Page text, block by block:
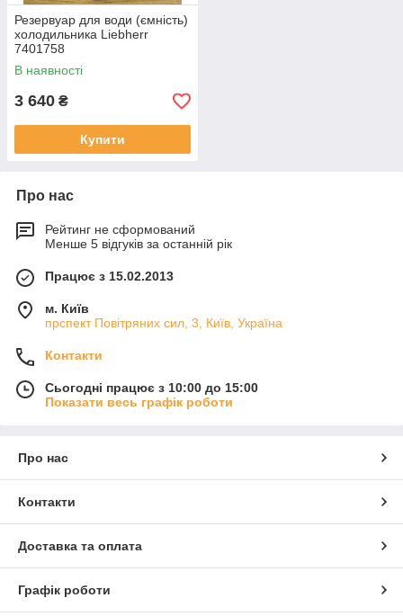
Резервуар для води (ємність)
холодильника Liebherr
7401758
В наявності
3 640 ₴
Купити
Про нас
Рейтинг не сформований
Менше 5 відгуків за останній рік
Працює з 15.02.2013
м. Київ
прспект Повітряних сил, 3, Київ, Україна
Контакти
Сьогодні працює з 10:00 до 15:00
Показати весь графік роботи
Про нас
Контакти
Доставка та оплата
Графік роботи